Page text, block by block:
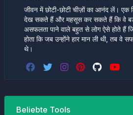
जीवन में छोटी-छोटी चीज़ों का आनंद लें।
देख सकते हैं और महसूस कर सकते हैं कि वे
असफलता पाने वाले बहुत से लोग ऐसे होते हैं
होता कि जब उन्होंने हार मान ली थी, तब वे
थे।
Beliebte Tools